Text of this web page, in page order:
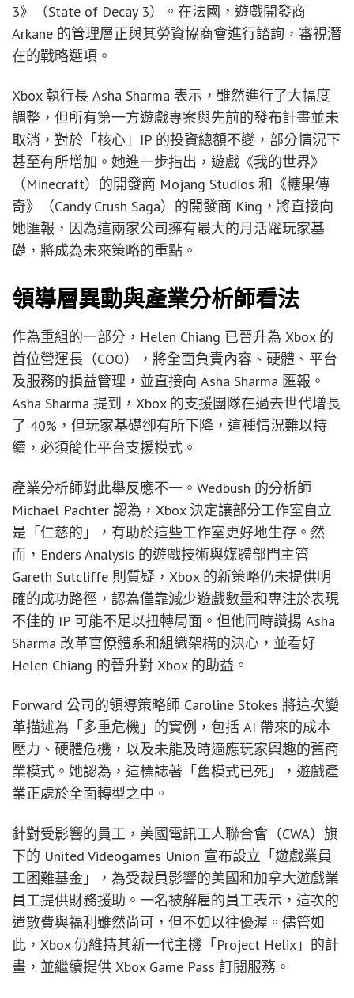
3》（State of Decay 3）。在法國，遊戲開發商
Arkane 的管理層正與其勞資協商會進行諮詢，審視潛
在的戰略選項。
Xbox 執行長 Asha Sharma 表示，雖然進行了大幅度
調整，但所有第一方遊戲專案與先前的發布計畫並未
取消，對於「核心」IP 的投資總額不變，部分情況下
甚至有所增加。她進一步指出，遊戲《我的世界》
（Minecraft）的開發商 Mojang Studios 和《糖果傳
奇》（Candy Crush Saga）的開發商 King，將直接向
她匯報，因為這兩家公司擁有最大的月活躍玩家基
礎，將成為未來策略的重點。
領導層異動與產業分析師看法
作為重組的一部分，Helen Chiang 已晉升為 Xbox 的
首位營運長（COO），將全面負責內容、硬體、平台
及服務的損益管理，並直接向 Asha Sharma 匯報。
Asha Sharma 提到，Xbox 的支援團隊在過去世代增長
了 40%，但玩家基礎卻有所下降，這種情況難以持
續，必須簡化平台支援模式。
產業分析師對此舉反應不一。Wedbush 的分析師
Michael Pachter 認為，Xbox 決定讓部分工作室自立
是「仁慈的」，有助於這些工作室更好地生存。然
而，Enders Analysis 的遊戲技術與媒體部門主管
Gareth Sutcliffe 則質疑，Xbox 的新策略仍未提供明
確的成功路徑，認為僅靠減少遊戲數量和專注於表現
不佳的 IP 可能不足以扭轉局面。但他同時讚揚 Asha
Sharma 改革官僚體系和組織架構的決心，並看好
Helen Chiang 的晉升對 Xbox 的助益。
Forward 公司的領導策略師 Caroline Stokes 將這次變
革描述為「多重危機」的實例，包括 AI 帶來的成本
壓力、硬體危機，以及未能及時適應玩家興趣的舊商
業模式。她認為，這標誌著「舊模式已死」，遊戲產
業正處於全面轉型之中。
針對受影響的員工，美國電訊工人聯合會（CWA）旗
下的 United Videogames Union 宣布設立「遊戲業員
工困難基金」，為受裁員影響的美國和加拿大遊戲業
員工提供財務援助。一名被解雇的員工表示，這次的
遣散費與福利雖然尚可，但不如以往優渥。儘管如
此，Xbox 仍維持其新一代主機「Project Helix」的計
畫，並繼續提供 Xbox Game Pass 訂閱服務。